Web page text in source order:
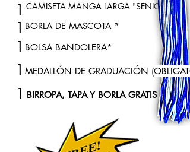
BOLSA BANDOLERA*
1
1
CAMISETA MANGA LARGA "SENIOR" *
1
BORLA DE MASCOTA *
BIRROPA, TAPA Y BORLA GRATIS
1
MEDALLÓN DE GRADUACIÓN
1